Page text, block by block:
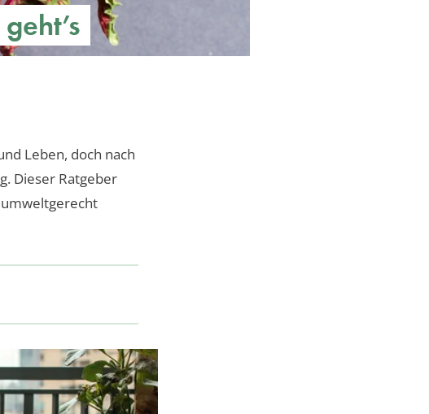
Leben, doch nach
Dieser Ratgeber